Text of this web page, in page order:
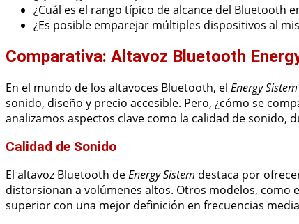
¿Cuál es el rango típico de alcance del Bluetooth
¿Es posible emparejar múltiples dispositivos al
Comparativa: Altavoz Bluetooth
En el mundo de los altavoces Bluetooth, el Energy Sistem
sonido, diseño y precio accesible. Pero, ¿cómo se
analizamos aspectos clave como la calidad de sonido,
Calidad de Sonido
El altavoz Bluetooth deEnergy Sistem destaca por
distorsionan a volúmenes altos. Otros modelos, como
superior con una mejor definición en frecuencias